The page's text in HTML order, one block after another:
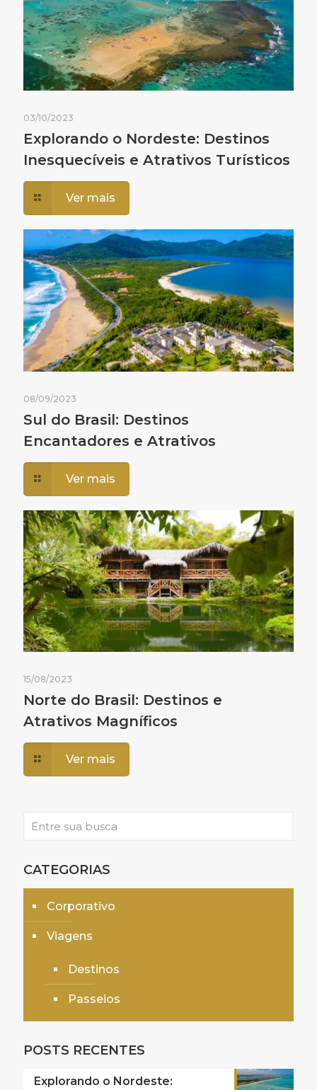
03/10/2023
Explorando o Nordeste: Destinos
Inesquecíveis e Atrativos Turísticos
Ver mais
08/09/2023
Sul do Brasil: Destinos
Encantadores e Atrativos
Ver mais
15/08/2023
Norte do Brasil: Destinos e
Atrativos Magníficos
Ver mais
CATEGORIAS
Corporativo
Viagens
Destinos
Passeios
POSTS RECENTES
Explorando o Nordeste: